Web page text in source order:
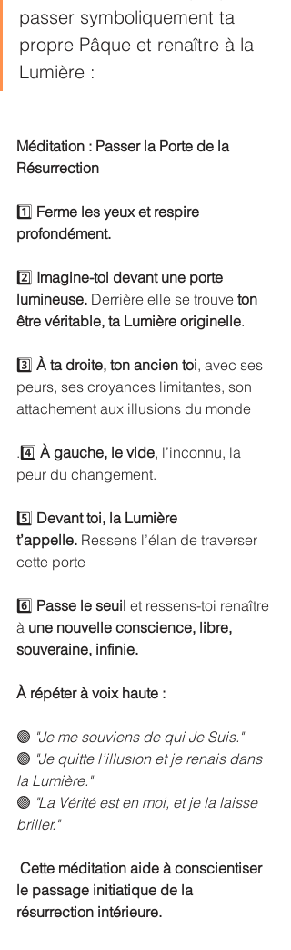
passer symboliquement ta
propre Pâque et renaître à la
Lumière :
Méditation : Passer la Porte de la
Résurrection
1️⃣ Ferme les yeux et respire
profondément.
2️⃣ Imagine-toi devant une porte
lumineuse. Derrière elle se trouve ton
être véritable, ta Lumière originelle.
3️⃣ À ta droite, ton ancien toi, avec ses
peurs, ses croyances limitantes, son
attachement aux illusions du monde
.4️⃣ À gauche, le vide, l’inconnu, la
peur du changement.
5️⃣ Devant toi, la Lumière
t’appelle. Ressens l’élan de traverser
cette porte
6️⃣ Passe le seuil et ressens-toi renaître
à une nouvelle conscience, libre,
souveraine, infinie.
À répéter à voix haute :
🟣 "Je me souviens de qui Je Suis."
🟣 "Je quitte l’illusion et je renais dans
la Lumière."
🟣 "La Vérité est en moi, et je la laisse
briller."
Cette méditation aide à conscientiser
le passage initiatique de la
résurrection intérieure.